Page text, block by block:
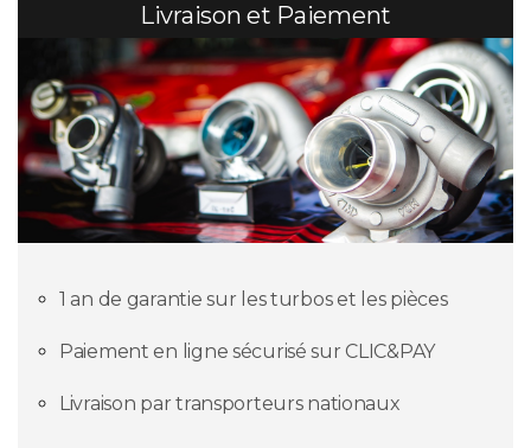
Livraison et Paiement
1 an de garantie sur les turbos et les pièces
Paiement en ligne sécurisé sur CLIC&PAY
Livraison par transporteurs nationaux